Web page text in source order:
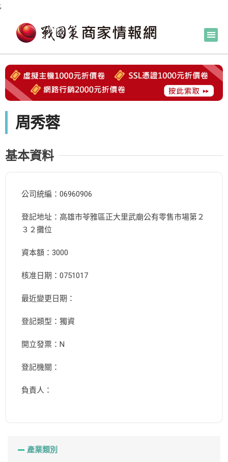
;
周秀蓉
基本資料
公司統編：06960906
登記地址：高雄市苓雅區正大里武廟公有零售市場第２
３２攤位
資本額：3000
核准日期：0751017
最近變更日期：
登記類型：獨資
開立發票：N
登記機關：
負責人：
產業類別